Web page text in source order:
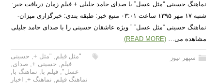
نماهنگ حسینی “مثل عسل” با صدای حامد جلیلی + فیلم زمان دریافت خبر:
شنبه ۱۷ مهر ۱۳۹۵ ساعت ۰۳:۰۱ منبع خبر: طبقه بندی: خبرگزاری میزان-
نماهنگ حسینی “مثل عسل” ” ویژه عاشقان حسینی را با صدای حامد جلیلی
مشاهده می…(READ MORE)
سپهر نیوز "مثل فیلم, "مثل +, حسینی
فیلم, حسینی +, صدای,
عسل", فیلم با, نماهنگ با,
نماهنگ فیلم, نماهنگ +,
اخبار